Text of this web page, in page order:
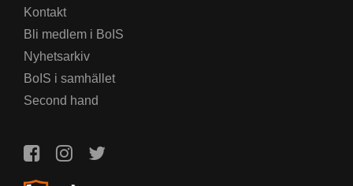
Kontakt
Bli medlem i BoIS
Nyhetsarkiv
BoIS i samhället
Second hand